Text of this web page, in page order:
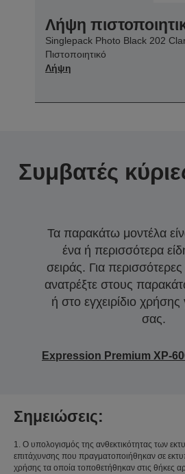
Λήψη
Singlepack Photo Black 202
Πιστοποιητικό
Λήψη
Συμβατές
Τα παρακάτω μοντέλα
ένα ή περισσότερα
σειράς. Για
ανατρέξτε στους
ή στο εγχειρίδιο χρήσης
σας.
Expression Premium XP-
Σημειώσεις:
1. Ο υπολογισμός της ανθεκτικότητας των
επιτάχυνσης που πραγματοποιήθηκαν σε
χρήσης τα οποία τοποθετήθηκαν στις θήκες